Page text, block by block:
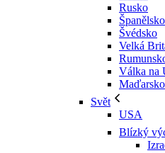
Rusko
Španělsko
Švédsko
Velká
Válka na
Maďarsko
Svět
USA
Blízký